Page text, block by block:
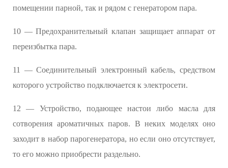
помещении парной, так и рядом с генератором пара.
10 — Предохранительный клапан защищает аппарат от
переизбытка пара.
11 — Соединительный электронный кабель, средством
которого устройство подключается к электросети.
12 — Устройство, подающее настои либо масла для
сотворения ароматичных паров. В неких моделях оно
заходит в набор парогенератора, но если оно отсутствует,
то его можно приобрести раздельно.